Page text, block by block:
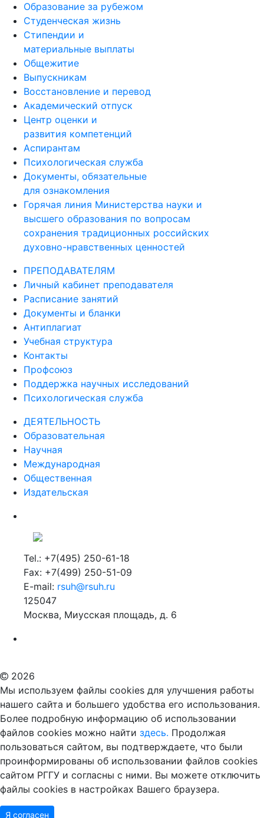
Образование за рубежом
Студенческая жизнь
Стипендии и
материальные выплаты
Общежитие
Выпускникам
Восстановление и перевод
Академический отпуск
Центр оценки и
развития компетенций
Аспирантам
Психологическая служба
Документы, обязательные
для ознакомления
Горячая линия Министерства науки и
высшего образования по вопросам
сохранения традиционных российских
духовно-нравственных ценностей
ПРЕПОДАВАТЕЛЯМ
Личный кабинет преподавателя
Расписание занятий
Документы и бланки
Антиплагиат
Учебная структура
Контакты
Профсоюз
Поддержка научных исследований
Психологическая служба
ДЕЯТЕЛЬНОСТЬ
Образовательная
Научная
Международная
Общественная
Издательская
Tel.: +7(495) 250-61-18
Fax: +7(499) 250-51-09
E-mail: rsuh@rsuh.ru
125047
Москва, Миусская площадь, д. 6
2026
Мы используем файлы cookies для улучшения работы
нашего сайта и большего удобства его использования.
Более подробную информацию об использовании
файлов cookies можно найти здесь. Продолжая
пользоваться сайтом, вы подтверждаете, что были
проинформированы об использовании файлов cookies
сайтом РГГУ и согласны с ними. Вы можете отключить
файлы cookies в настройках Вашего браузера.
Я согласен